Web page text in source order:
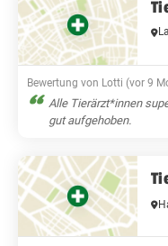
Bewertung von Lotti (vor 9
Alle Tierärzt*innen
gut aufgehoben.